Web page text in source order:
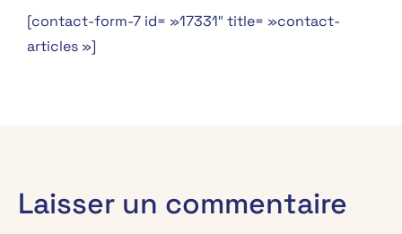
[contact-form-7 id= »17331″ title= »contact-
articles »]
Laisser un commentaire